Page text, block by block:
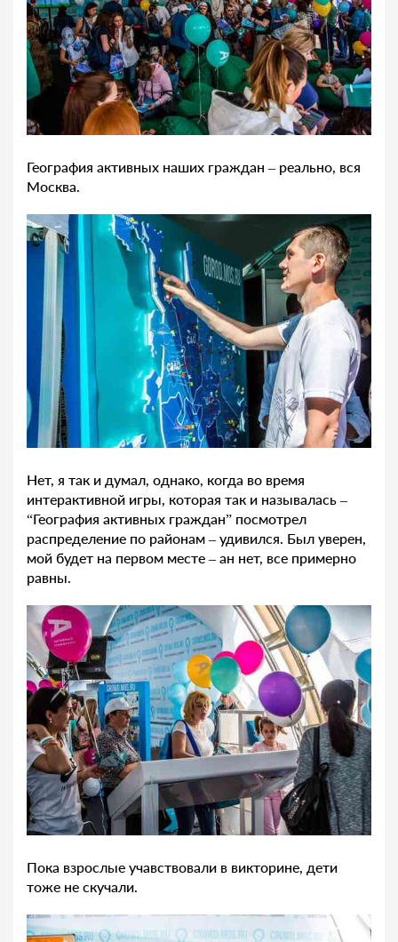
География активных наших граждан – реально, вся
Москва.
Нет, я так и думал, однако, когда во время
интерактивной игры, которая так и называлась –
“География активных граждан” посмотрел
распределение по районам – удивился. Был уверен,
мой будет на первом месте – ан нет, все примерно
равны.
Пока взрослые учавствовали в викторине, дети
тоже не скучали.